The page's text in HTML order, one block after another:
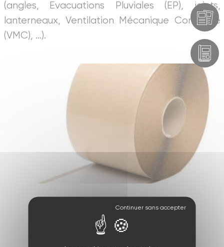
(angles, Evacuations Pluviales (EP), joints,
lanterneaux, Ventilation Mécanique Contrôlée
(VMC), …).